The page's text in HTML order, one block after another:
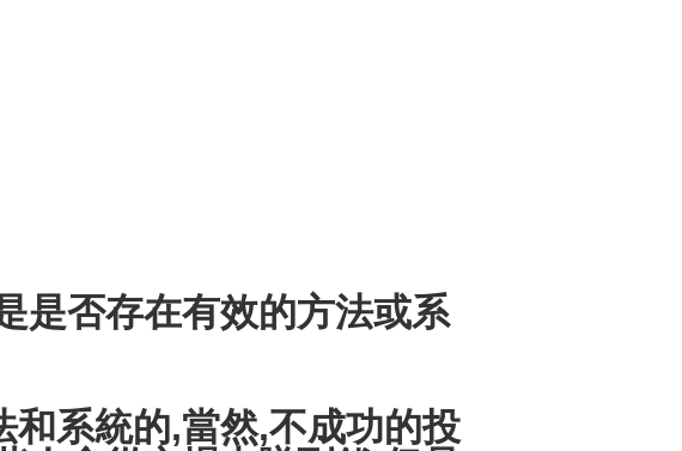
否存在有效的方法或系
系統的,當然,不成功的投